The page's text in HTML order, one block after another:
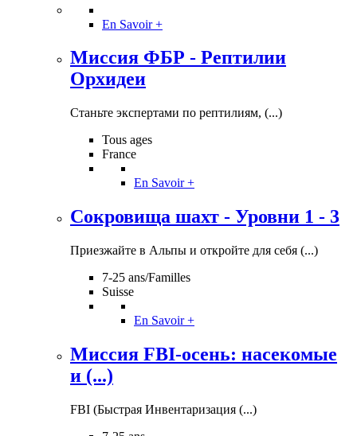
En Savoir +
Миссия ФБР - Рептилии
Орхидеи
Станьте экспертами по рептилиям, (...)
Tous ages
France
En Savoir +
Сокровища шахт - Уровни 1 - 3
Приезжайте в Альпы и откройте для себя (...)
7-25 ans/Familles
Suisse
En Savoir +
Миссия FBI-осень: насекомые
и (...)
FBI (Быстрая Инвентаризация (...)